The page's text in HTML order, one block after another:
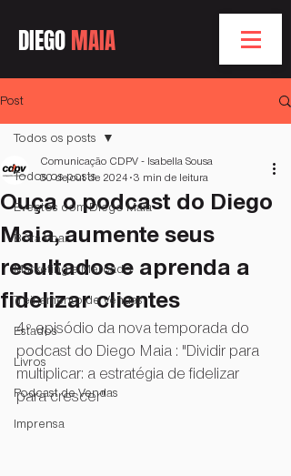
DIEGOMAIA
Post
Todos os posts
Eventos com Diego Maia
Bóra Voar
Marketing e Mercado
Treinamento de Vendas
Estados
Livros
Podcast de Vendas
Imprensa
Todos os posts
Ouça o podcast do Diego
Maia, aumente seus
resultados e aprenda a
fidelizar clientes
Comunicação CDPV - Isabella Sousa
30 de out. de 2024 3 min de leitura
4º episódio da nova temporada do
podcast do Diego Maia : "Dividir para
multiplicar: a estratégia de fidelizar
para crescer"